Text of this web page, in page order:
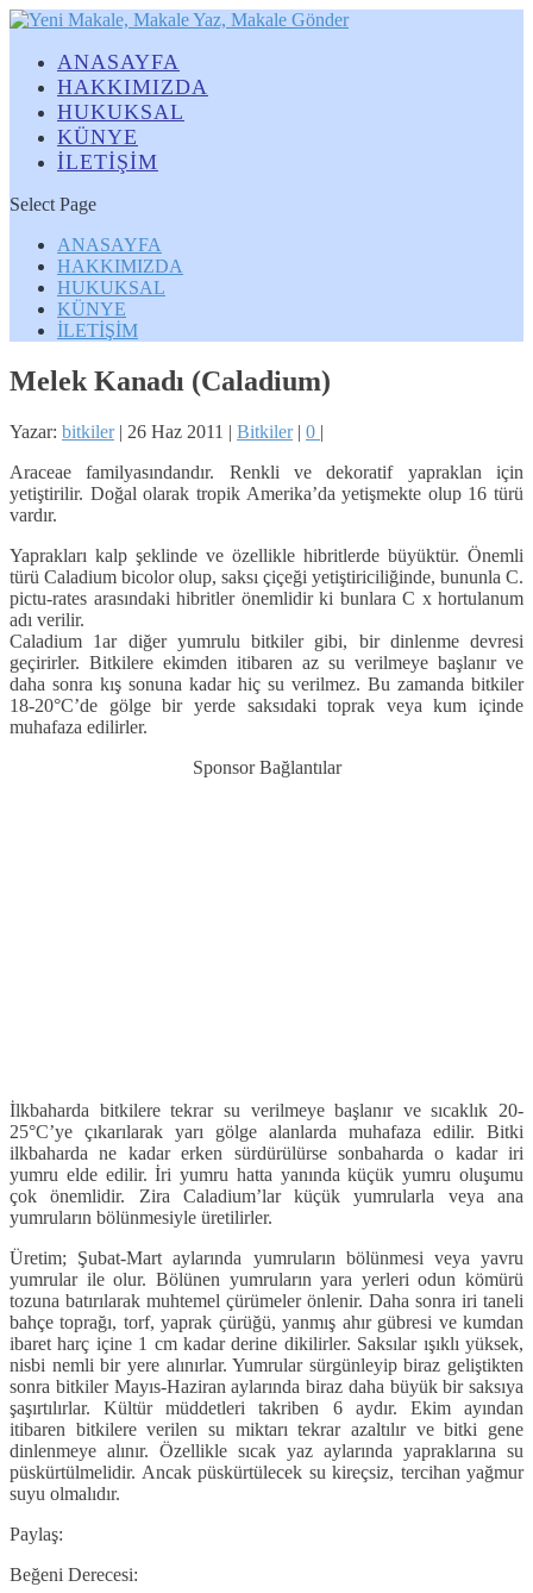
ANASAYFA
HAKKIMIZDA
HUKUKSAL
KÜNYE
İLETİŞİM
Select Page
ANASAYFA
HAKKIMIZDA
HUKUKSAL
KÜNYE
İLETİŞİM
Melek Kanadı (Caladium)
Yazar: bitkiler| 26 Haz 2011 | Bitkiler| 0 |
Araceae familyasındandır. Renkli ve dekoratif yapraklan için
yetiştirilir. Doğal olarak tropik Amerika’da yetişmekte olup 16 türü
vardır.
Yaprakları kalp şeklinde ve özellikle hibritlerde büyüktür. Önemli
türü Caladium bicolor olup, saksı çiçeği yetiştiriciliğinde, bununla C.
pictu-rates arasındaki hibritler önemlidir ki bunlara C x hortulanum
adı verilir.
Caladium 1ar diğer yumrulu bitkiler gibi, bir dinlenme devresi
geçirirler. Bitkilere ekimden itibaren az su verilmeye başlanır ve
daha sonra kış sonuna kadar hiç su verilmez. Bu zamanda bitkiler
18-20°C’de gölge bir yerde saksıdaki toprak veya kum içinde
muhafaza edilirler.
Sponsor Bağlantılar
İlkbaharda bitkilere tekrar su verilmeye başlanır ve sıcaklık 20-
25°C’ye çıkarılarak yarı gölge alanlarda muhafaza edilir. Bitki
ilkbaharda ne kadar erken sürdürülürse sonbaharda o kadar iri
yumru elde edilir. İri yumru hatta yanında küçük yumru oluşumu
çok önemlidir. Zira Caladium’lar küçük yumrularla veya ana
yumruların bölünmesiyle üretilirler.
Üretim; Şubat-Mart aylarında yumruların bölünmesi veya yavru
yumrular ile olur. Bölünen yumruların yara yerleri odun kömürü
tozuna batırılarak muhtemel çürümeler önlenir. Daha sonra iri taneli
bahçe toprağı, torf, yaprak çürüğü, yanmış ahır gübresi ve kumdan
ibaret harç içine 1 cm kadar derine dikilirler. Saksılar ışıklı yüksek,
nisbi nemli bir yere alınırlar. Yumrular sürgünleyip biraz geliştikten
sonra bitkiler Mayıs-Haziran aylarında biraz daha büyük bir saksıya
şaşırtılırlar. Kültür müddetleri takriben 6 aydır. Ekim ayından
itibaren bitkilere verilen su miktarı tekrar azaltılır ve bitki gene
dinlenmeye alınır. Özellikle sıcak yaz aylarında yapraklarına su
püskürtülmelidir. Ancak püskürtülecek su kireçsiz, tercihan yağmur
suyu olmalıdır.
Paylaş:
Beğeni Derecesi: